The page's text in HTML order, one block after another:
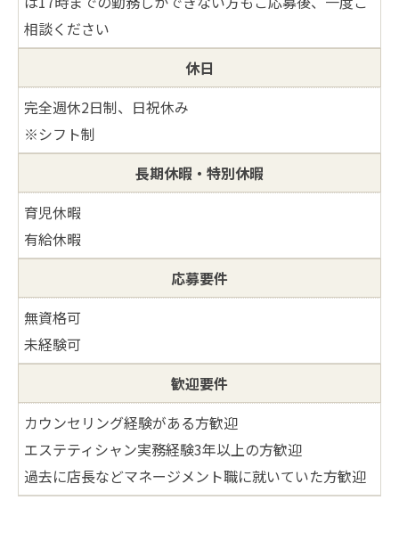
相談ください
休日
完全週休2日制、日祝休み
※シフト制
長期休暇・特別休暇
育児休暇
有給休暇
応募要件
無資格可
未経験可
歓迎要件
カウンセリング経験がある方歓迎
エステティシャン実務経験3年以上の⽅歓迎
過去に店長などマネージメント職に就いていた方歓迎